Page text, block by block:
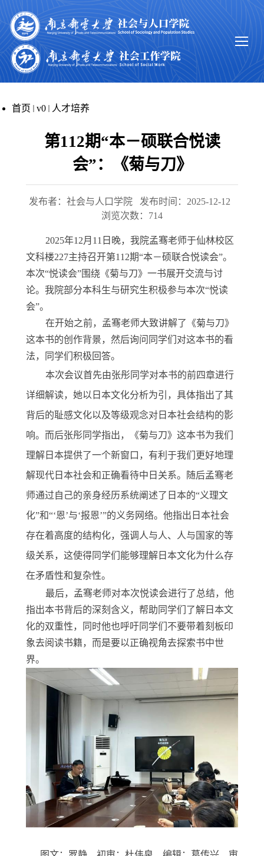
首页 v0 人才培养
第112期“本－硕联合悦读
会”：《菊与刀》
发布者：社会与人口学院
发布时间：2025-12-12
浏览次数： 714
2025年12月11日晚，我院孟骞老师于仙林校区
文科楼227主持召开第112期“本－硕联合悦读会”。
本次“悦读会”围绕《菊与刀》一书展开交流与讨
论。我院部分本科生与研究生积极参与本次“悦读
会”。
在开始之前，孟骞老师大致讲解了《菊与刀》
这本书的创作背景，然后询问同学们对这本书的看
法，同学们积极回答。
本次会议首先由张彤同学对本书的前四章进行
详细解读，她以日本文化分析为引，具体指出了其
背后的耻感文化以及等级观念对日本社会结构的影
响。而后张彤同学指出，《菊与刀》这本书为我们
理解日本提供了一个新窗口，有利于我们更好地理
解现代日本社会和正确看待中日关系。随后孟骞老
师通过自己的亲身经历系统阐述了日本的“义理文
化”和“‘恩’与‘报恩’”的义务网络。他指出日本社会
存在着高度的结构化，强调人与人、人与国家的等
级关系，这使得同学们能够理解日本文化为什么存
在矛盾性和复杂性。
最后，孟骞老师对本次悦读会进行了总结，他
指出本书背后的深刻含义，帮助同学们了解日本文
化的双重性，同时他也呼吁同学们不要带着刻板印
象去阅读书籍，而是要以正确视角去探索书中世
界。